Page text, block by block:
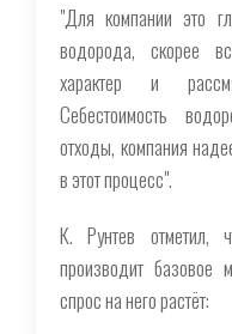
"Для компании это
водорода, скорее
характер и
Себестоимость
отходы, компания
в этот процесс".
К. Рунтев отметил,
производит базовое
спрос на него растёт: